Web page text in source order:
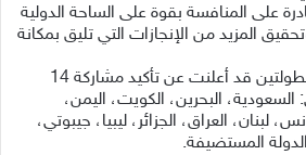
على المنافسة بقوة على الساحة الدولية
المزيد من الإنجازات التي تليق بمكانة
وكانت اللجنة المنظمة للبطولتين قد أعلنت عن تأكيد مشاركة 14
البحرين، الكويت، اليمن،
العراق، الجزائر، ليبيا، جيبوتي،
المستضيفة.